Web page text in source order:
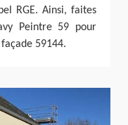
RGE. Ainsi, faites
Peintre 59 pour
59144.